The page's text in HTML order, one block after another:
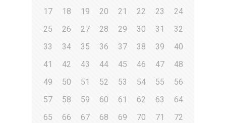
17
18 19 20 21 22 23
24
25
26 27 28 29 30 31
32
33
34 35 36 37 38 39
40
41
42 43 44 45 46 47
48
49
50 51 52 53 54 55
56
57
58 59 60 61 62 63
64
65
66 67 68 69 70 71
72